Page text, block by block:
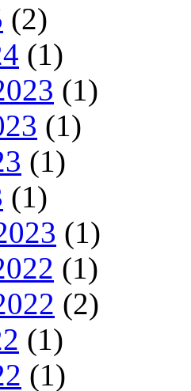
(2)
(1)
(1)
(1)
(1)
(1)
(1)
(1)
(2)
(1)
(1)